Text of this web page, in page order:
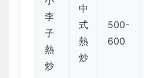
李
子
熱
炒
中
式
熱
炒
500-
600